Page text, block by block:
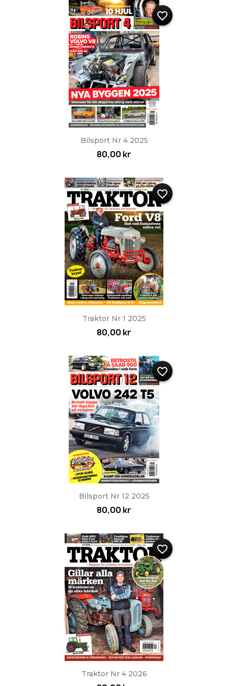
Bilsport Nr 4 2025
80,00 kr
favorite_border
Traktor Nr 1 2025
80,00 kr
favorite_border
Bilsport Nr 12 2025
80,00 kr
favorite_border
Traktor Nr 4 2026
favorite_border